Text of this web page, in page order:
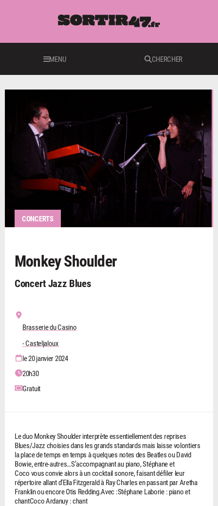
MENU CHERCHER
CONCERTS
Monkey Shoulder
Concert Jazz Blues
Brasserie du Casino
- Casteljaloux
le 20 janvier 2024
20h30
Gratuit
Le duo Monkey Shoulder interprète essentiellement des reprises
Blues/Jazz choisies dans les grands standards mais laisse volontiers
la place de temps en temps à quelques notes des Beatles ou David
Bowie, entre-autres…S’accompagnant au piano, Stéphane et
Coco vous convie alors à un cocktail sonore, faisant défiler leur
répertoire allant d’Ella Fitzgerald à Ray Charles en passant par Aretha
Franklin ou encore Otis Redding.Avec :Stéphane Laborie : piano et
chantCoco Ardanuy : chant